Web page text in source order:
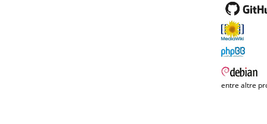
entre altre